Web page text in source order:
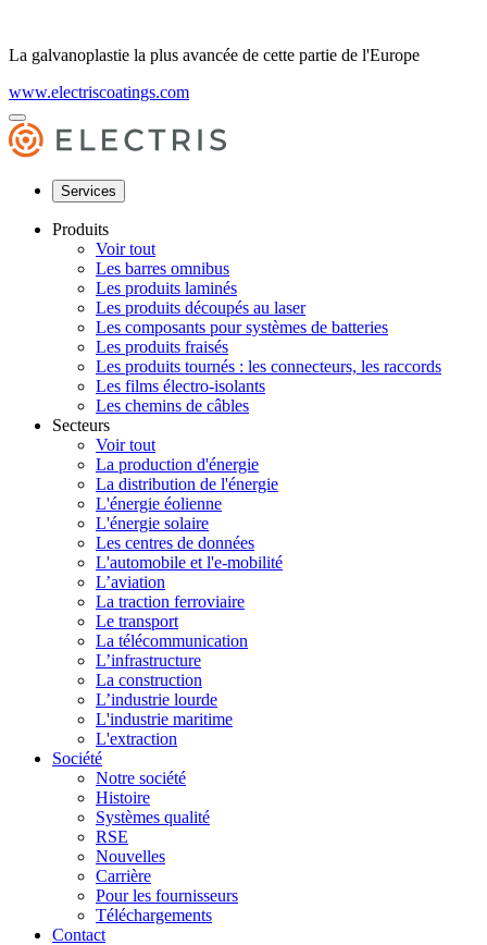
La galvanoplastie la plus avancée de cette partie de l'Europe
www.electriscoatings.com
Services
Produits
Voir tout
Les barres omnibus
Les produits laminés
Les produits découpés au laser
Les composants pour systèmes de batteries
Les produits fraisés
Les produits tournés : les connecteurs, les raccords
Les films électro-isolants
Les chemins de câbles
Secteurs
Voir tout
La production d'énergie
La distribution de l'énergie
L'énergie éolienne
L'énergie solaire
Les centres de données
L'automobile et l'e-mobilité
L’aviation
La traction ferroviaire
Le transport
La télécommunication
L’infrastructure
La construction
L’industrie lourde
L'industrie maritime
L'extraction
Société
Notre société
Histoire
Systèmes qualité
RSE
Nouvelles
Carrière
Pour les fournisseurs
Téléchargements
Contact